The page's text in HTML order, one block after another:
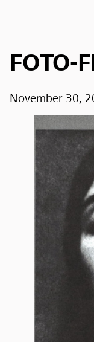
FOTO-
November 30,